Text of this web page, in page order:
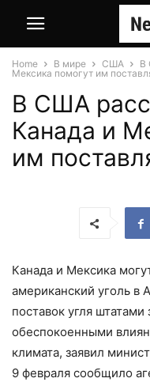
Home В мире США
В
Мексика помогут им
В США
Канада и
им
Канада и Мексика
американский уголь в
поставок угля
обеспокоенными
климата, заявил
9 февраля сообщило